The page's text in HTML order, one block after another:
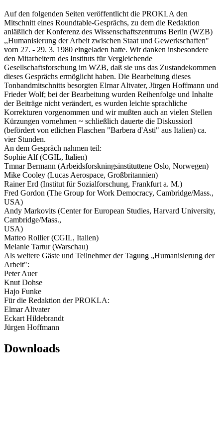
Auf den folgenden Seiten veröffentlicht die PROKLA den
Mitschnitt eines Roundtable-Gesprächs, zu dem die Redaktion
anläßlich der Konferenz des Wissenschaftszentrums Berlin (WZB)
,,Humanisierung der Arbeit zwischen Staat und Gewerkschaften"
vorn 27. - 29. 3. 1980 eingeladen hatte. Wir danken insbesondere
den Mitarbeitern des Instituts für Vergleichende
Gesellschaftsforschung im WZB, daß sie uns das Zustandekommen
dieses Gesprächs ermöglicht haben. Die Bearbeitung dieses
Tonbandmitschnitts besorgten Elrnar Altvater, Jürgen Hoffmann und
Frieder Wolf; bei der Bearbeitung wurden Reihenfolge und Inhalte
der Beiträge nicht verändert, es wurden leichte sprachliche
Korrekturen vorgenommen und wir mußten auch an vielen Stellen
Kürzungen vornehmen ~ schließlich dauerte die Diskussiorl
(befördert von etlichen Flaschen "Barbera d'Asti" aus Italien) ca.
vier Stunden.
An dem Gespräch nahmen teil:
Sophie Alf (CGIL, Italien)
Tmnar Bermann (Arbeidsforskningsinstituttene Oslo, Norwegen)
Mike Cooley (Lucas Aerospace, Großbritannien)
Rainer Erd (Institut für Sozialforschung, Frankfurt a. M.)
Fred Gordon (The Group for Work Democracy, Cambridge/Mass.,
USA)
Andy Markovits (Center for European Studies, Harvard University,
Cambridge/Mass.,
USA)
Matteo Rollier (CGIL, Italien)
Melanie Tartur (Warschau)
Als weitere Gäste und Teilnehmer der Tagung „Humanisierung der
Arbeit":
Peter Auer
Knut Dohse
Hajo Funke
Für die Redaktion der PROKLA:
Elmar Altvater
Eckart Hildebrandt
Jürgen Hoffmann
Downloads